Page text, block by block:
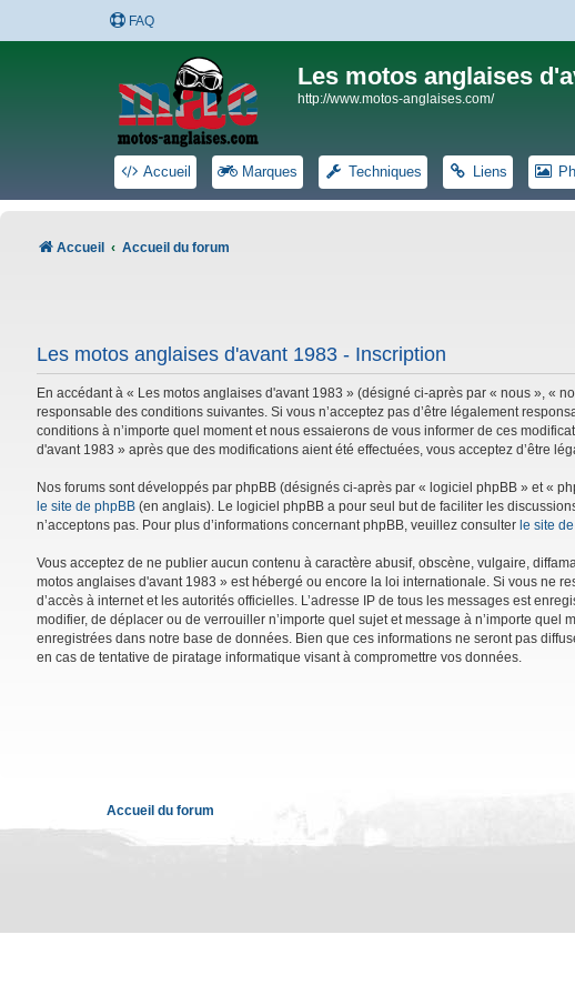
FAQ
Les motos anglaises
http://www.motos-anglaises.com/
Accueil Marques Techniques Liens
Accueil Accueil du forum
Les motos anglaises d'avant 1983 - Inscription
En accédant à « Les motos anglaises d'avant 1983 » (désigné ci-après par « nous », «
responsable des conditions suivantes. Si vous n’acceptez pas d’être légalement
conditions à n’importe quel moment et nous essaierons de vous informer de ces
d'avant 1983 » après que des modifications aient été effectuées, vous acceptez d’être
Nos forums sont développés par phpBB (désignés ci-après par « logiciel phpBB » et «
le site de phpBB (en anglais). Le logiciel phpBB a pour seul but de faciliter les
n’acceptons pas. Pour plus d’informations concernant phpBB, veuillez consulter le site
Vous acceptez de ne publier aucun contenu à caractère abusif, obscène, vulgaire,
motos anglaises d'avant 1983 » est hébergé ou encore la loi internationale. Si vous ne
d’accès à internet et les autorités officielles. L’adresse IP de tous les messages est
modifier, de déplacer ou de verrouiller n’importe quel sujet et message à n’importe
enregistrées dans notre base de données. Bien que ces informations ne seront pas
en cas de tentative de piratage informatique visant à compromettre vos données.
Accueil du forum